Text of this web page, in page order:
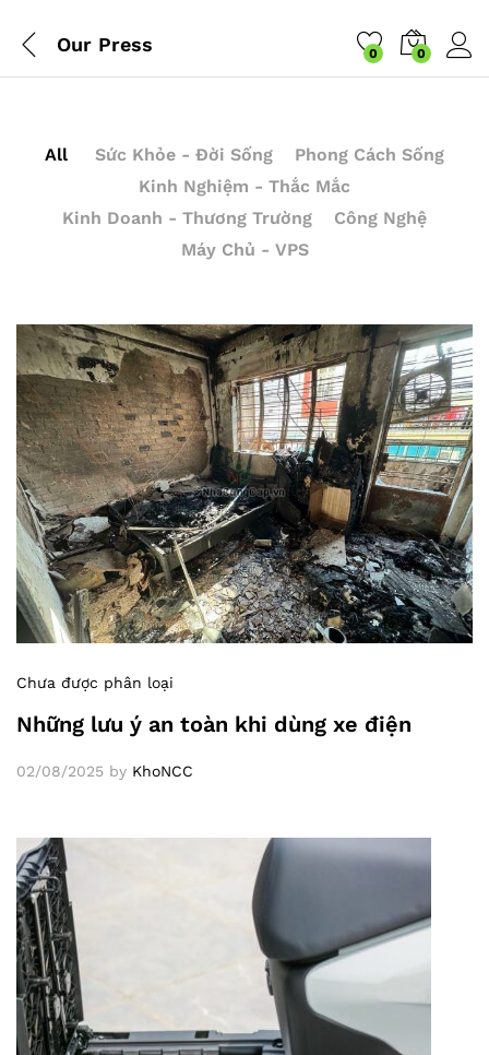
Our Press 0 0
All Sức Khỏe - Đời Sống
Phong Cách Sống
Kinh Nghiệm - Thắc Mắc
Kinh Doanh - Thương Trường
Công Nghệ
Máy Chủ - VPS
Chưa được phân loại
Những lưu ý an toàn khi dùng xe điện
02/08/2025 by KhoNCC